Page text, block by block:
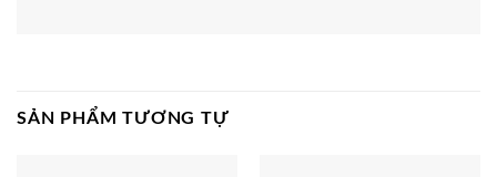
SẢN PHẨM TƯƠNG TỰ